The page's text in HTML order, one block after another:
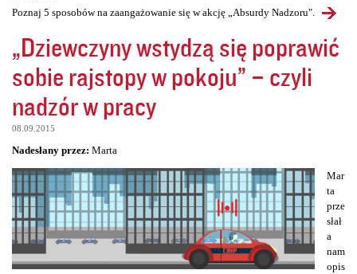
Poznaj 5 sposobów na zaangażowanie się w akcję „Absurdy Nadzoru".
„Dziewczyny wstydzą się poprawić
sobie rajstopy w pokoju” – czyli
nadzór w pracy
08.09.2015
Nadesłany przez: Marta
Mar
ta
prze
słał
a
nam
opis